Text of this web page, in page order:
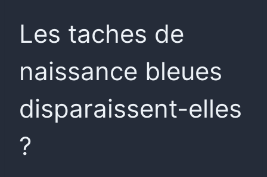
Les taches de
naissance bleues
disparaissent-elles
?